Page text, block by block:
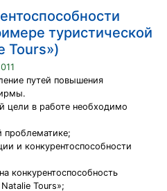
туристической
Tours»)
путей повышения
цели в работе необходимо
проблематике;
и конкурентоспособности
конкурентоспособность
Tours»;